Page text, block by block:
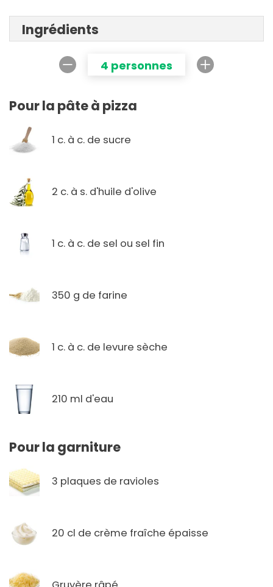
Ingrédients
4 personnes
Pour la pâte à pizza
1 c. à c. de sucre
2 c. à s. d'huile d'olive
1 c. à c. de sel ou sel fin
350 g de farine
1 c. à c. de levure sèche
210 ml d'eau
Pour la garniture
3 plaques de ravioles
20 cl de crème fraîche épaisse